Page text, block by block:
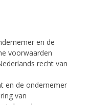
en de
voorwaarden
recht van
en de ondernemer
van